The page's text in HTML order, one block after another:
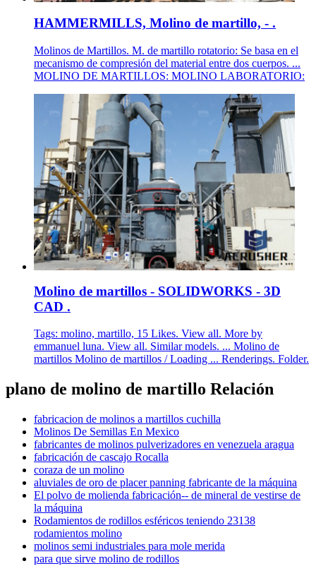
HAMMERMILLS, Molino de martillo, - .
Molinos de Martillos. M. de martillo rotatorio: Se basa en el
mecanismo de compresión del material entre dos cuerpos. ...
MOLINO DE MARTILLOS: MOLINO LABORATORIO:
Molino de martillos - SOLIDWORKS - 3D
CAD .
Tags: molino, martillo, 15 Likes. View all. More by
emmanuel luna. View all. Similar models. ... Molino de
martillos Molino de martillos / Loading ... Renderings. Folder.
plano de molino de martillo Relación
fabricacion de molinos a martillos cuchilla
Molinos De Semillas En Mexico
fabricantes de molinos pulverizadores en venezuela aragua
fabricación de cascajo Rocalla
coraza de un molino
aluviales de oro de placer panning fabricante de la máquina
El polvo de molienda fabricación-- de mineral de vestirse de
la máquina
Rodamientos de rodillos esféricos teniendo 23138
rodamientos molino
molinos semi industriales para mole merida
para que sirve molino de rodillos